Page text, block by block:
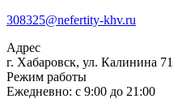
308325@nefertity-khv.ru
Адрес
г. Хабаровск, ул. Калинина 71
Режим работы
Ежедневно: с 9:00 до 21:00